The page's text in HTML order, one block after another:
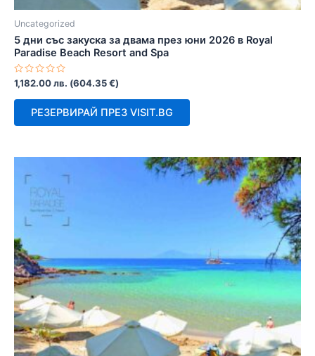
Uncategorized
5 дни със закуска за двама през юни 2026 в Royal
Paradise Beach Resort and Spa
Оценено
с
0
1,182.00лв. (604.35€)
РЕЗЕРВИРАЙ ПРЕЗ VISIT.BG